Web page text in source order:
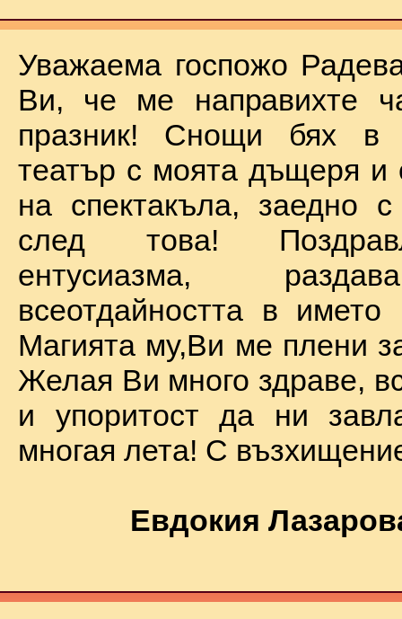
Уважаема госпожо
Ви, че ме направихте
празник! Снощи бях в
театър с моята дъщеря и
на спектакъла, заедно с
след това!
ентусиазма,
всеотдайността в името
Магията му,Ви ме плени
Желая Ви много здраве,
и упоритост да ни
многая лета! С
Евдокия